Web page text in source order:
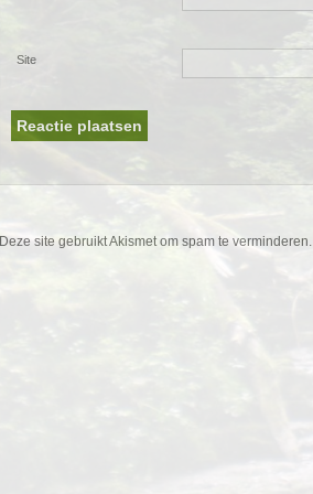
Site
Deze site gebruikt Akismet om spam te verminderen.